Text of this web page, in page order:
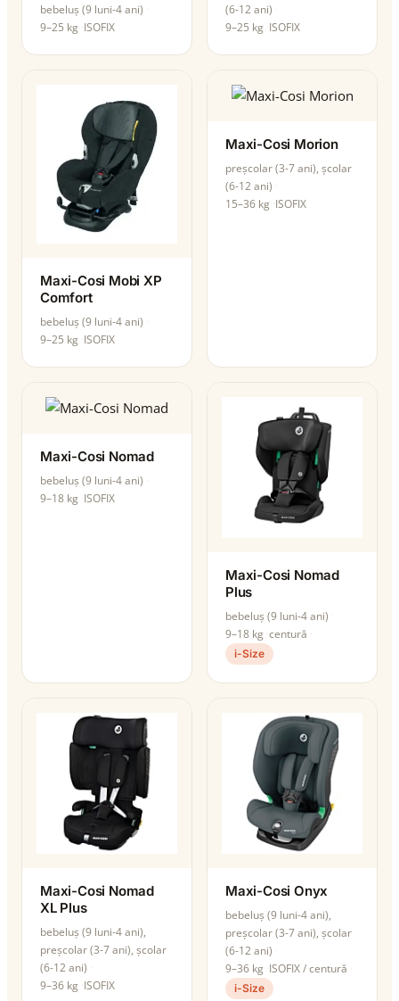
bebeluș (9 luni-4 ani)
9–25 kg ISOFIX
(6-12 ani)
9–25 kg ISOFIX
Maxi-Cosi Mobi XP
Comfort
bebeluș (9 luni-4 ani)
9–25 kg ISOFIX
Maxi-Cosi Morion
preșcolar (3-7 ani), școlar
(6-12 ani)
15–36 kg ISOFIX
Maxi-Cosi Nomad
bebeluș (9 luni-4 ani)
9–18 kg ISOFIX
Maxi-Cosi Nomad
Plus
bebeluș (9 luni-4 ani)
9–18 kg centură
i-Size
Maxi-Cosi Nomad
XL Plus
bebeluș (9 luni-4 ani),
preșcolar (3-7 ani), școlar
(6-12 ani)
9–36 kg ISOFIX
Maxi-Cosi Onyx
bebeluș (9 luni-4 ani),
preșcolar (3-7 ani), școlar
(6-12 ani)
9–36 kg ISOFIX / centură
i-Size